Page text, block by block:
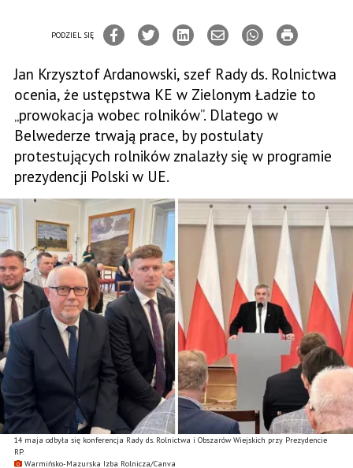
14 maja odbyła się konferencja Rady ds. Rolnictwa i Obszarów Wiejskich przy Prezydencie
RP.
Warmińsko-Mazurska Izba Rolnicza/Canva
PODZIEL SIĘ
Jan Krzysztof Ardanowski, szef Rady ds. Rolnictwa
ocenia, że ustępstwa KE w Zielonym Ładzie to
„prowokacja wobec rolników”. Dlatego w
Belwederze trwają prace, by postulaty
protestujących rolników znalazły się w programie
prezydencji Polski w UE.